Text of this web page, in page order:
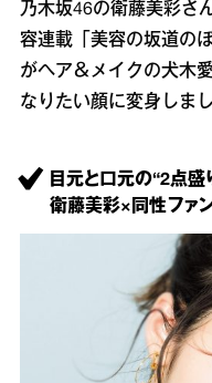
乃木坂46の衛藤美彩さ
容連載「美容の坂道の
がヘア＆メイクの犬木
なりたい顔に変身しまし
目元と口元の“2点盛
衛藤美彩×同性ファ